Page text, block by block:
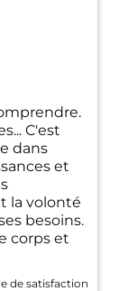
C'est
dans
et
la volonté
besoins.
corps et
de satisfaction